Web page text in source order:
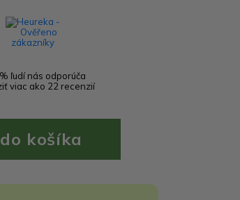
ľudí nás odporúča
viac ako 22 recenzií